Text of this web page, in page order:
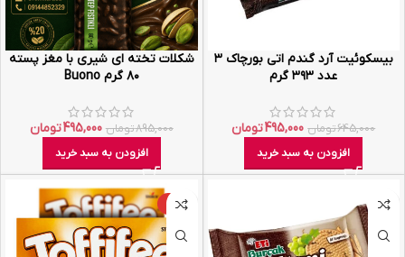
بیسکوئیت آرد گندم اتی بورچاک ۳
عدد ۳۹۳ گرم
645,000تومان 495,000تومان
افزودن به سبد خرید
شکلات تخته ای شیری با مغز پسته
۸۰ گرم Buono
895,000تومان 495,000تومان
افزودن به سبد خرید
-22%